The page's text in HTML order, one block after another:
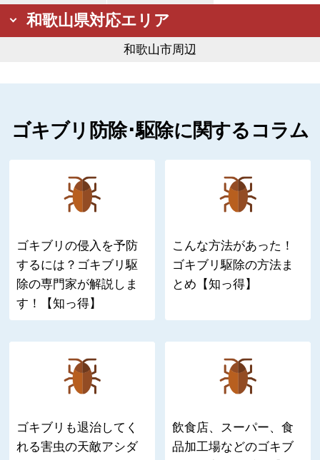
和歌山県対応エリア
和歌山市周辺
ゴキブリ防除･駆除に関するコラム
ゴキブリの侵入を予防
するには？ゴキブリ駆
除の専門家が解説しま
す！【知っ得】
こんな方法があった！
ゴキブリ駆除の方法ま
とめ【知っ得】
ゴキブリも退治してく
れる害虫の天敵アシダ
飲食店、スーパー、食
品加工場などのゴキブ